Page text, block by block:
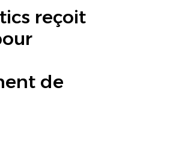
reçoit
de